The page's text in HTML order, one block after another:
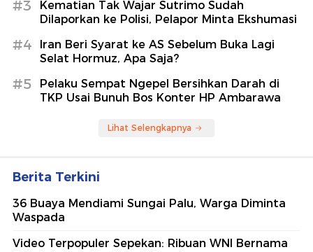
#3
Kematian Tak Wajar Sutrimo Sudah
Dilaporkan ke Polisi, Pelapor Minta Ekshumasi
#4
Iran Beri Syarat ke AS Sebelum Buka Lagi
Selat Hormuz, Apa Saja?
#5
Pelaku Sempat Ngepel Bersihkan Darah di
TKP Usai Bunuh Bos Konter HP Ambarawa
Lihat Selengkapnya
Berita Terkini
36 Buaya Mendiami Sungai Palu, Warga Diminta
Waspada
Video Terpopuler Sepekan: Ribuan WNI Bernama